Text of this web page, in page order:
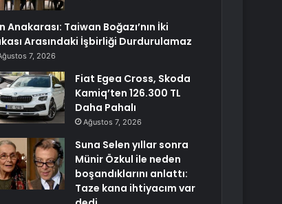
Anakarası: Taiwan Boğazı’nın İki
Arasındaki İşbirliği Durdurulamaz
7, 2026
Fiat Egea Cross, Skoda
Kamiq’ten 126.300 TL
Daha Pahalı
Ağustos 7, 2026
Suna Selen yıllar sonra
Münir Özkul ile neden
boşandıklarını anlattı:
Taze kana ihtiyacım var